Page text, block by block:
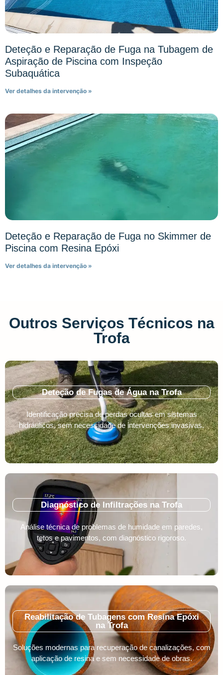
Deteção e Reparação de Fuga na Tubagem de
Aspiração de Piscina com Inspeção
Subaquática
Ver detalhes da intervenção »
Deteção e Reparação de Fuga no Skimmer de
Piscina com Resina Epóxi
Ver detalhes da intervenção »
Outros Serviços Técnicos na
Trofa
Deteção de Fugas de Água na Trofa
Identificação precisa de perdas ocultas em sistemas
hidráulicos, sem necessidade de intervenções invasivas.
Diagnóstico de Infiltrações na Trofa
Análise técnica de problemas de humidade em paredes,
tetos e pavimentos, com diagnóstico rigoroso.
Reabilitação de Tubagens com Resina Epóxi
na Trofa
Soluções modernas para recuperação de canalizações, com
aplicação de resina e sem necessidade de obras.